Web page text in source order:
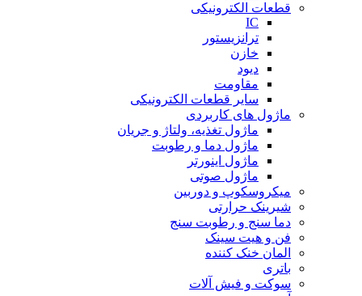
قطعات الکترونیکی
IC
ترانزیستور
خازن
دیود
مقاومت
سایر قطعات الکترونیکی
ماژول های کاربردی
ماژول تغذیه، ولتاژ و جریان
ماژول دما و رطوبت
ماژول اینورتر
ماژول صوتی
میکروسکوپ و دوربین
شیرینک حرارتی
دما سنج و رطوبت سنج
فن و هیت سینک
المان خنک کننده
باتری
سوکت و فیش آلات